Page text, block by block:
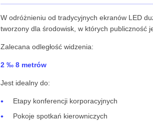
W odróżnieniu od tradycyjnych ekranów LED
tworzony dla środowisk, w których publiczność
Zalecana odległość widzenia:
2 ‰ 8 metrów
Jest idealny do:
Etapy konferencji korporacyjnych
Pokoje spotkań kierowniczych